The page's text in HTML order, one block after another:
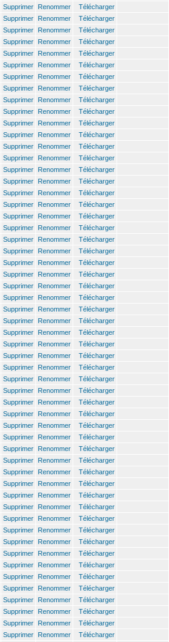
Supprimer Renommer
Télécharger
Supprimer Renommer
Télécharger
Supprimer Renommer
Télécharger
Supprimer Renommer
Télécharger
Supprimer Renommer
Télécharger
Supprimer Renommer
Télécharger
Supprimer Renommer
Télécharger
Supprimer Renommer
Télécharger
Supprimer Renommer
Télécharger
Supprimer Renommer
Télécharger
Supprimer Renommer
Télécharger
Supprimer Renommer
Télécharger
Supprimer Renommer
Télécharger
Supprimer Renommer
Télécharger
Supprimer Renommer
Télécharger
Supprimer Renommer
Télécharger
Supprimer Renommer
Télécharger
Supprimer Renommer
Télécharger
Supprimer Renommer
Télécharger
Supprimer Renommer
Télécharger
Supprimer Renommer
Télécharger
Supprimer Renommer
Télécharger
Supprimer Renommer
Télécharger
Supprimer Renommer
Télécharger
Supprimer Renommer
Télécharger
Supprimer Renommer
Télécharger
Supprimer Renommer
Télécharger
Supprimer Renommer
Télécharger
Supprimer Renommer
Télécharger
Supprimer Renommer
Télécharger
Supprimer Renommer
Télécharger
Supprimer Renommer
Télécharger
Supprimer Renommer
Télécharger
Supprimer Renommer
Télécharger
Supprimer Renommer
Télécharger
Supprimer Renommer
Télécharger
Supprimer Renommer
Télécharger
Supprimer Renommer
Télécharger
Supprimer Renommer
Télécharger
Supprimer Renommer
Télécharger
Supprimer Renommer
Télécharger
Supprimer Renommer
Télécharger
Supprimer Renommer
Télécharger
Supprimer Renommer
Télécharger
Supprimer Renommer
Télécharger
Supprimer Renommer
Télécharger
Supprimer Renommer
Télécharger
Supprimer Renommer
Télécharger
Supprimer Renommer
Télécharger
Supprimer Renommer
Télécharger
Supprimer Renommer
Télécharger
Supprimer Renommer
Télécharger
Supprimer Renommer
Télécharger
Supprimer Renommer
Télécharger
Supprimer Renommer
Télécharger